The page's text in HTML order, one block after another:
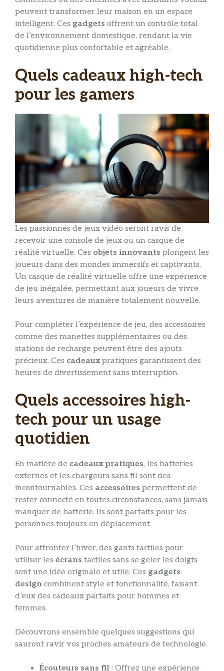
peuvent transformer leur maison en un espace
intelligent. Ces gadgets offrent un contrôle total
de l’environnement domestique, rendant la vie
quotidienne plus confortable et agréable.
Quels cadeaux high-tech
pour les gamers
Les passionnés de jeux vidéo seront ravis de
recevoir une console de jeux ou un casque de
réalité virtuelle. Ces objets innovants plongent les
joueurs dans des mondes immersifs et captivants.
Un casque de réalité virtuelle offre une expérience
de jeu inégalée, permettant aux joueurs de vivre
leurs aventures de manière totalement nouvelle.
Pour compléter l’expérience de jeu, des accessoires
comme des manettes supplémentaires ou des
stations de recharge peuvent être des ajouts
précieux. Ces cadeaux pratiques garantissent des
heures de divertissement sans interruption.
Quels accessoires high-
tech pour un usage
quotidien
En matière de cadeaux pratiques, les batteries
externes et les chargeurs sans fil sont des
incontournables. Ces accessoires permettent de
rester connecté en toutes circonstances, sans jamais
manquer de batterie. Ils sont parfaits pour les
personnes toujours en déplacement.
Pour affronter l’hiver, des gants tactiles pour
utiliser les écrans tactiles sans se geler les doigts
sont une idée originale et utile. Ces gadgets
design combinent style et fonctionnalité, faisant
d’eux des cadeaux parfaits pour hommes et
femmes.
Découvrons ensemble quelques suggestions qui
sauront ravir vos proches amateurs de technologie.
Écouteurs sans fil : Offrez une expérience